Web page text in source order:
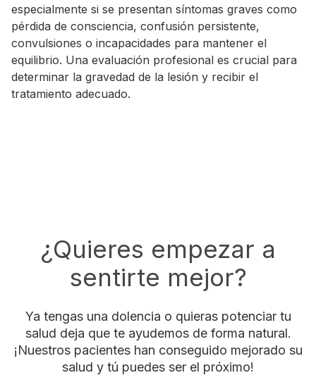
especialmente si se presentan síntomas graves como
pérdida de consciencia, confusión persistente,
convulsiones o incapacidades para mantener el
equilibrio. Una evaluación profesional es crucial para
determinar la gravedad de la lesión y recibir el
tratamiento adecuado.
¿Quieres empezar a
sentirte mejor?
Ya tengas una dolencia o quieras potenciar tu
salud deja que te ayudemos de forma natural.
¡Nuestros pacientes han conseguido mejorado su
salud y tú puedes ser el próximo!